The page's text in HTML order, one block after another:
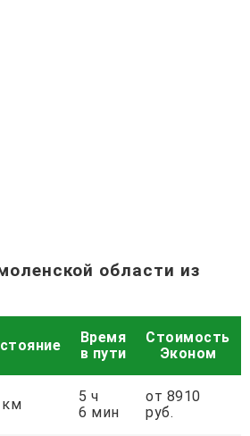
области из
Время
в пути
Стоимость
Эконом
км
5 ч
6 мин
от 8910
руб.